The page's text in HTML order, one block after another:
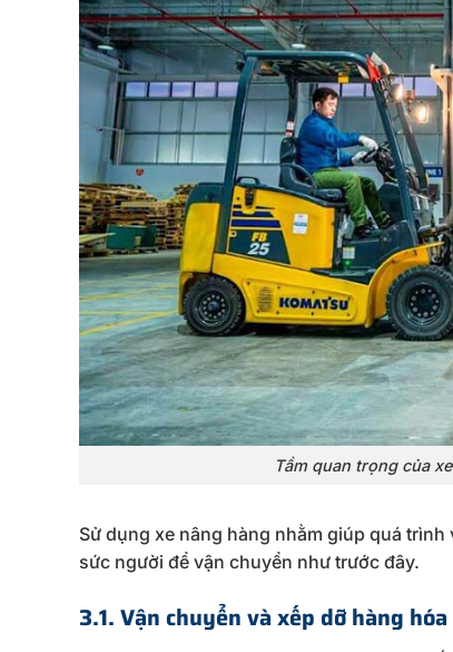
Tầm quan trọng của
Sử dụng xe nâng hàng nhằm giúp quá
sức người để vận chuyển như trước đây.
3.1. Vận chuyển và xếp dỡ hàng hóa